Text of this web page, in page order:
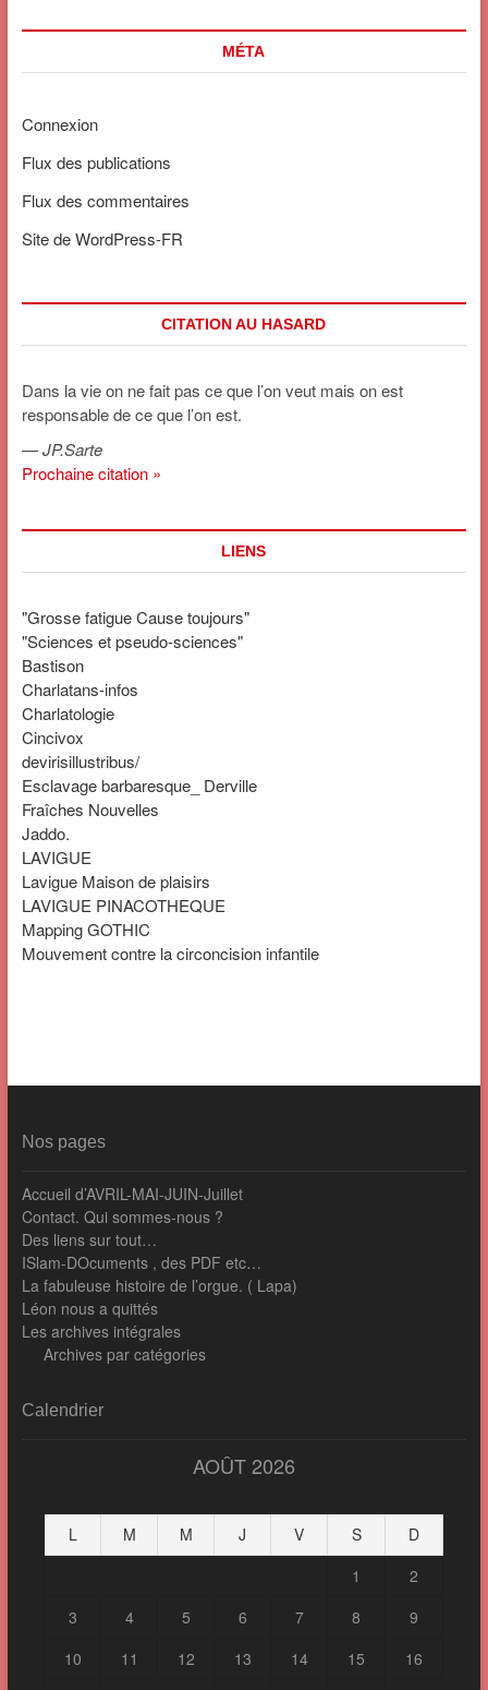
MÉTA
Connexion
Flux des publications
Flux des commentaires
Site de WordPress-FR
CITATION AU HASARD
Dans la vie on ne fait pas ce que l’on veut mais on est
responsable de ce que l’on est.
—JP.Sarte
Prochaine citation »
LIENS
"Grosse fatigue Cause toujours"
"Sciences et pseudo-sciences"
Bastison
Charlatans-infos
Charlatologie
Cincivox
devirisillustribus/
Esclavage barbaresque_ Derville
Fraîches Nouvelles
Jaddo.
LAVIGUE
Lavigue Maison de plaisirs
LAVIGUE PINACOTHEQUE
Mapping GOTHIC
Mouvement contre la circoncision infantile
Nos pages
Accueil d’AVRIL-MAI-JUIN-Juillet
Contact. Qui sommes-nous ?
Des liens sur tout…
ISlam-DOcuments , des PDF etc…
La fabuleuse histoire de l’orgue. ( Lapa)
Léon nous a quittés
Les archives intégrales
Archives par catégories
Calendrier
AOÛT 2026
L M M J V S
D
1
2
3
4 5 6 7 8
9
10
11 12 13 14 15
16